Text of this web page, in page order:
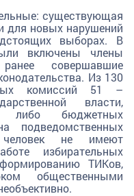
существующая
для новых нарушений
выборах. В
включены члены
совершавшие
Из 130
комиссий 51 –
власти,
либо бюджетных
подведомственных
не имеют
избирательных
ТИКов,
общественными